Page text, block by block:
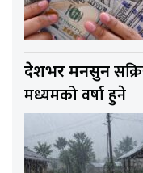
देशभर मनसुन
मध्यमको वर्षा हुने